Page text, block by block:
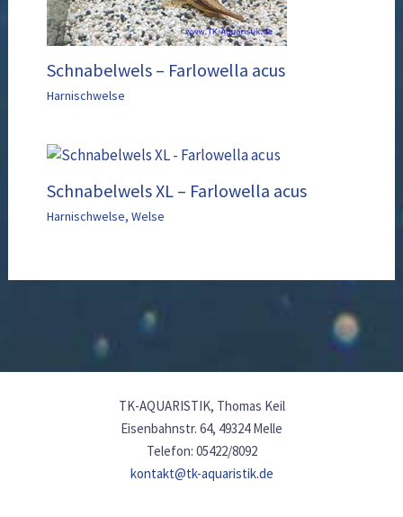
Schnabelwels – Farlowella acus
Harnischwelse
Schnabelwels XL – Farlowella acus
Harnischwelse, Welse
TK-AQUARISTIK, Thomas Keil
Eisenbahnstr. 64, 49324 Melle
Telefon: 05422/8092
kontakt@tk-aquaristik.de